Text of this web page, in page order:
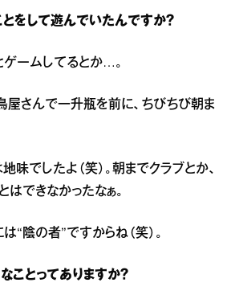
をして遊んでいたんですか？
ゲームしてるとか…。
屋さんで一升瓶を前に、ちびちび朝ま
味でしたよ（笑）。朝までクラブとか、
はできなかったなぁ。
“陰の者”ですからね（笑）。
とってありますか？